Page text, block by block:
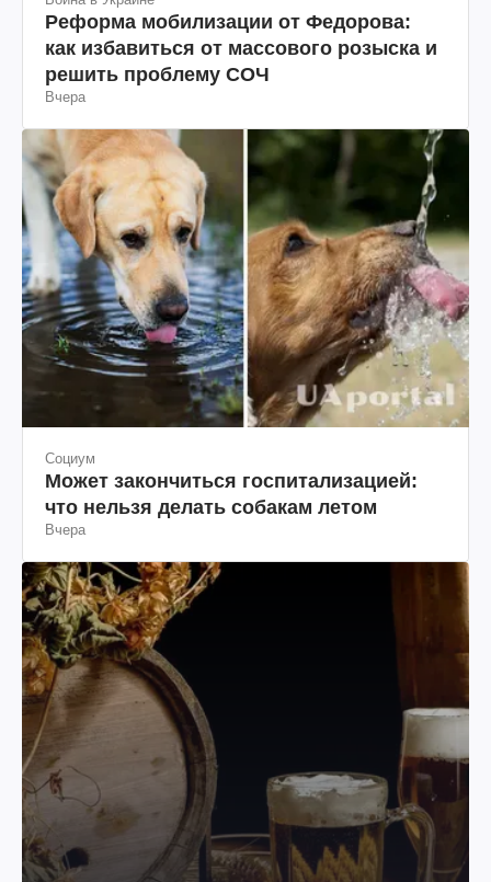
Реформа мобилизации от Федорова:
как избавиться от массового розыска и
решить проблему СОЧ
Вчера
Социум
Может закончиться госпитализацией:
что нельзя делать собакам летом
Вчера